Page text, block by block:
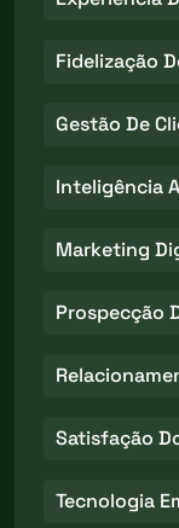
Fidelização
Gestão De
Inteligência
Marketing
Prospecção
Satisfação
Tecnologia